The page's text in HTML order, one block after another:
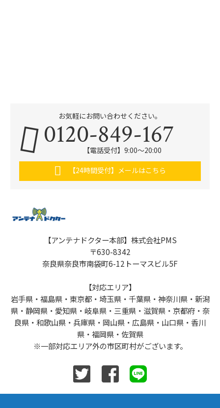
お気軽にお問い合わせください。
0120-849-167
【電話受付】9:00〜20:00
【24時間受付】メールはこちら
【アンテナドクター本部】株式会社PMS
〒630-8342
奈良県奈良市南袋町6-12トーマスビル5F
【対応エリア】
岩手県・福島県・東京都・埼玉県・千葉県・神奈川県・新潟
県・静岡県・愛知県・岐阜県・三重県・滋賀県・京都府・奈
良県・和歌山県・兵庫県・岡山県・広島県・山口県・香川
県・福岡県・佐賀県
※一部対応エリア外の市区町村がございます。